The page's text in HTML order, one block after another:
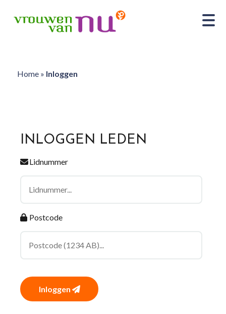
Home» Inloggen
INLOGGEN LEDEN
Lidnummer
Postcode
Inloggen